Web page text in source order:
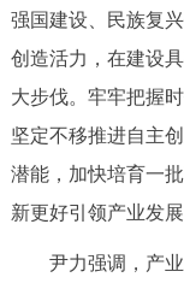
ESPAÑOL
ITALIANO
强国建设、民族复
创造活力，在建设
大步伐。牢牢把握
坚定不移推进自主
潜能，加快培育一
新更好引领产业发展
尹力强调，产业